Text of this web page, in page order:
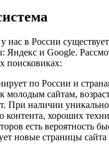
нас в России
Яндекс и Google.
поисковиках:
по России и
молодым сайтам,
При наличии
контента, хороших
есть вероятность
новые страницы сайта